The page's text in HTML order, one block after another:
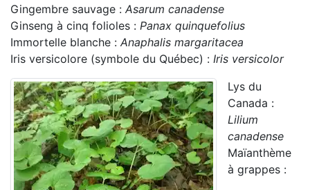
Gingembre sauvage : Asarum canadense
Ginseng à cinq folioles : Panax quinquefolius
Immortelle blanche : Anaphalis margaritacea
Iris versicolore (symbole du Québec) : Iris versicolor
Lys du
Canada :
Lilium
canadense
Maïanthème
à grappes :